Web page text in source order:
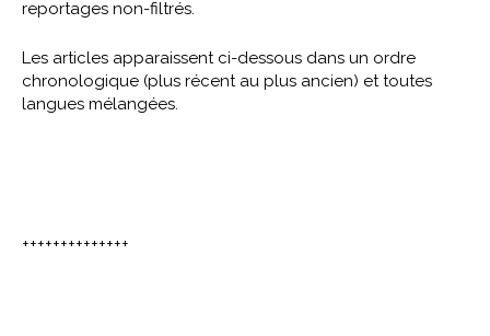
reportages non-filtrés.
Les articles apparaissent ci-dessous dans un ordre
chronologique (plus récent au plus ancien) et toutes
langues mélangées.
++++++++++++++